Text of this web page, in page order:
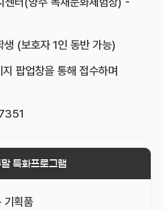
(보호자 1인 동반 가능)
팝업창을 통해 접수하며
특화프로그램
기획품